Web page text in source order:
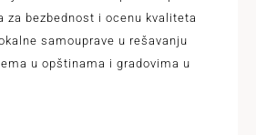
za bezbednost i ocenu kvaliteta
samouprave u rešavanju
u opštinama i gradovima u